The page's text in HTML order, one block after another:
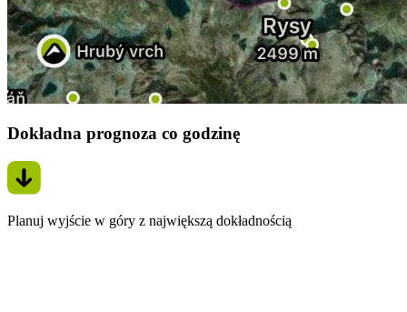
Dokładna prognoza co godzinę
Planuj wyjście w góry z największą dokładnością